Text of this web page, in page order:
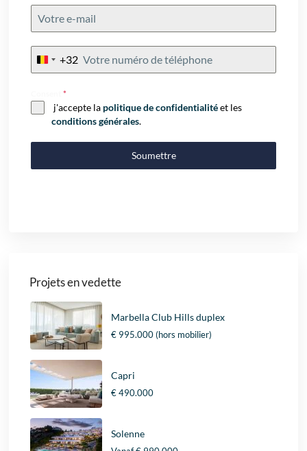
Belgium
+32
Consent*
j'accepte la politique de confidentialitéet les
conditions générales.
Soumettre
Projets en vedette
Marbella Club Hills duplex
€ 995.000(hors mobilier)
Capri
€ 490.000
Solenne